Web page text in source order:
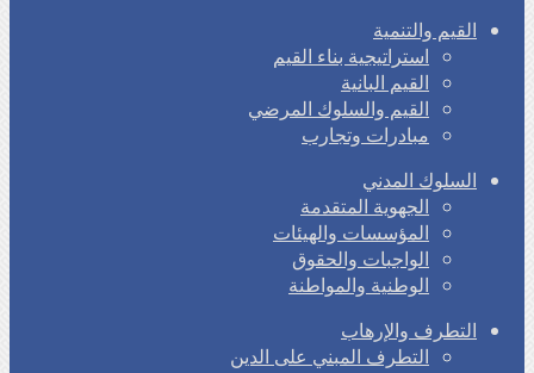
القيم والتنمية
استراتيجية بناء القيم
القيم البانية
القيم والسلوك المرضي
مبادرات وتجارب
السلوك المدني
الجهوية المتقدمة
المؤسسات والهيئات
الواجبات والحقوق
الوطنية والمواطنة
التطرف والإرهاب
التطرف المبني على الدين